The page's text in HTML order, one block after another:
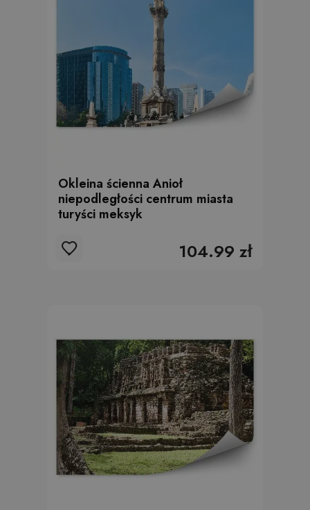
Okleina ścienna Anioł
niepodległości centrum miasta
turyści meksyk
104.99 zł